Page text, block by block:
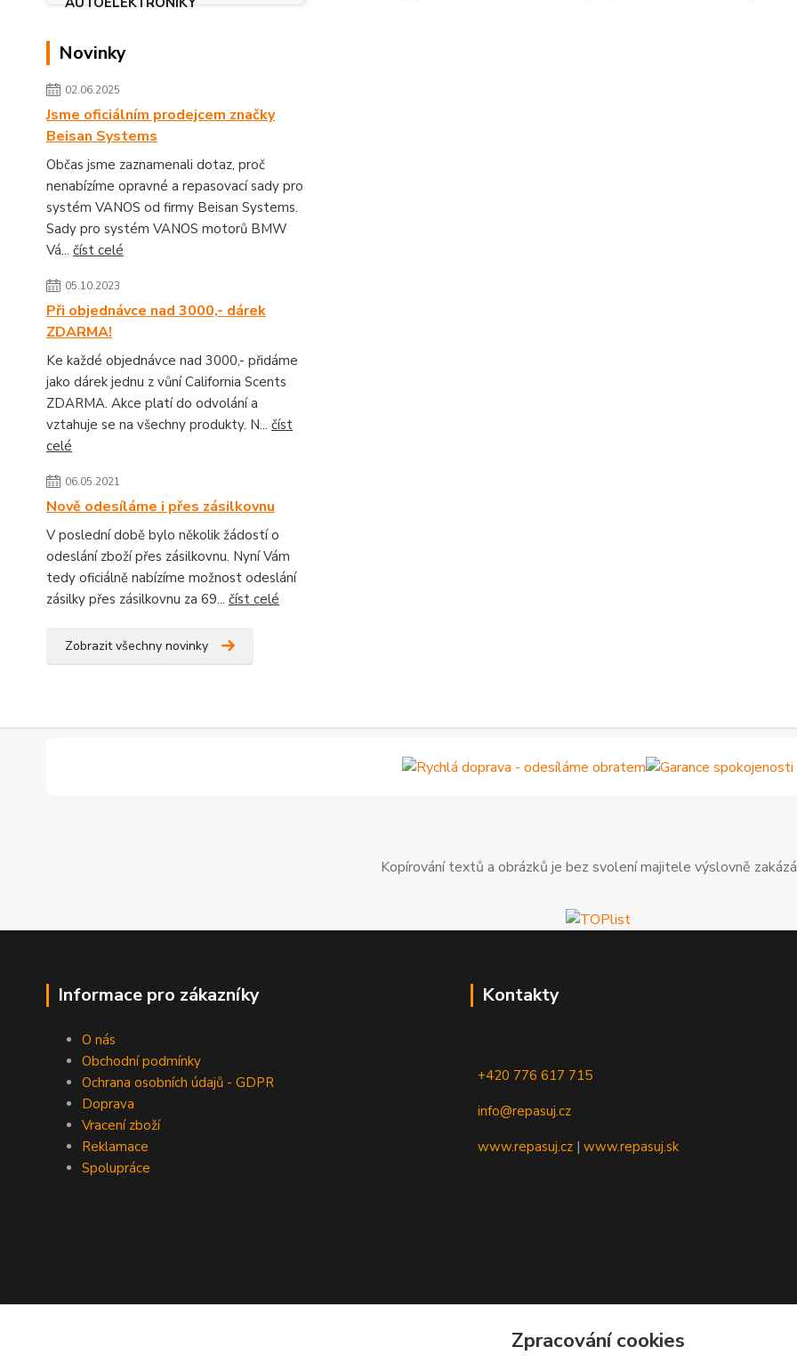
Novinky
02.06.2025
Jsme oficiálním prodejcem značky
Beisan Systems
Občas jsme zaznamenali dotaz, proč
nenabízíme opravné a repasovací sady pro
systém VANOS od firmy Beisan Systems.
Sady pro systém VANOS motorů BMW
Vá... číst celé
05.10.2023
Při objednávce nad 3000,- dárek
ZDARMA!
Ke každé objednávce nad 3000,- přidáme
jako dárek jednu z vůní California Scents
ZDARMA. Akce platí do odvolání a
vztahuje se na všechny produkty. N... číst
celé
06.05.2021
Nově odesíláme i přes zásilkovnu
V poslední době bylo několik žádostí o
odeslání zboží přes zásilkovnu. Nyní Vám
tedy oficiálně nabízíme možnost odeslání
zásilky přes zásilkovnu za 69... číst celé
Zobrazit všechny novinky
Kopírování textů a obrázků je bez svolení majitele výslovně
Informace pro zákazníky
O nás
Obchodní podmínky
Ochrana osobních údajů - GDPR
Doprava
Vracení zboží
Reklamace
Spolupráce
Kontakty
+420 776 617 715
info@repasuj.cz
www.repasuj.cz |www.repasuj.sk
Zpracování cookies